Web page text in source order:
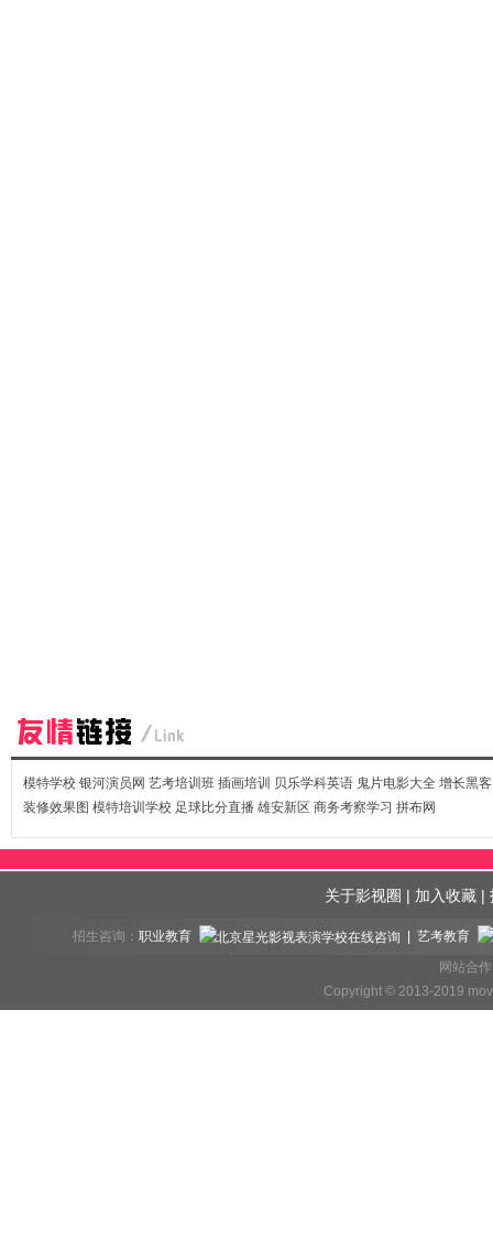
模特学校 银河演员网 艺考培训班 插画培训 贝乐学科英语 鬼片电影大全 增长黑客
装修效果图 模特培训学校 足球比分直播 雄安新区 商务考察学习 拼布网
关于影视圈 | 加入收藏 |
招生咨询：职业教育
| 艺考教育
网站合
Copyright © 2013-2019